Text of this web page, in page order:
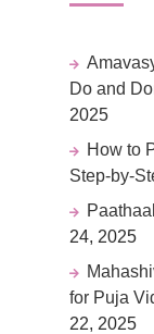
Do and
2025
How to
Step-by-
24, 2025
for Puja
22, 2025